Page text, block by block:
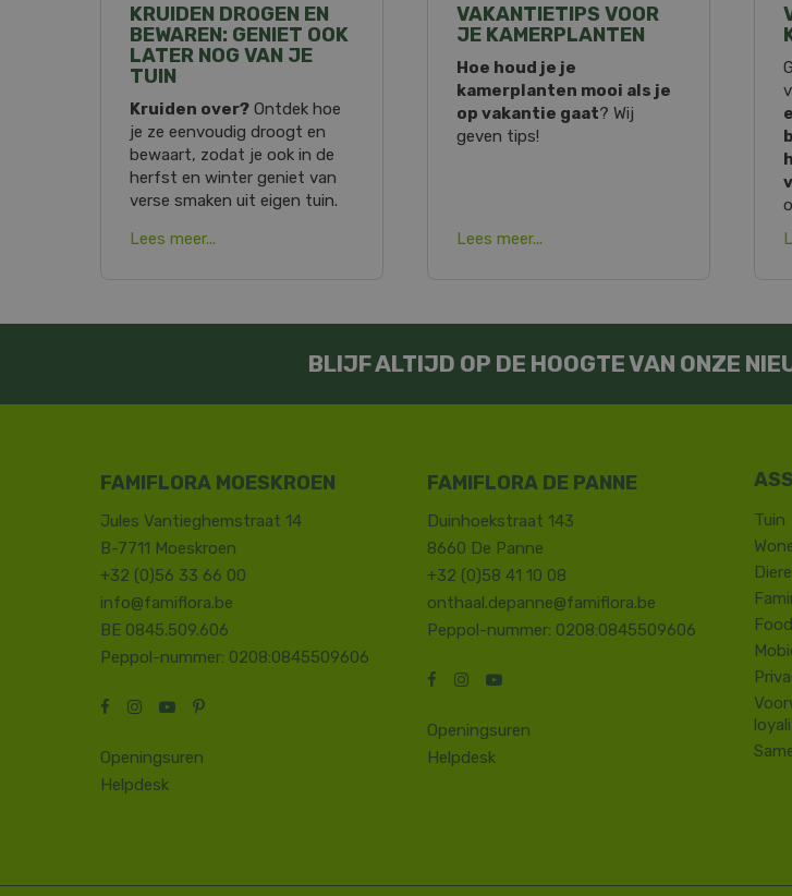
KRUIDEN DROGEN EN
BEWAREN: GENIET OOK
LATER NOG VAN JE
TUIN
Kruiden over? Ontdek hoe
je ze eenvoudig droogt en
bewaart, zodat je ook in de
herfst en winter geniet van
verse smaken uit eigen tuin.
Lees meer...
VAKANTIETIPS VOOR
JE KAMERPLANTEN
Hoe houd je je
kamerplanten mooi als je
op vakantie gaat? Wij
geven tips!
Lees meer...
BLIJF ALTIJD OP DE HOOGTE VAN ONZE
FAMIFLORA MOESKROEN
Jules Vantieghemstraat 14
B-7711 Moeskroen
+32 (0)56 33 66 00
info@famiflora.be
BE 0845.509.606
Peppol-nummer: 0208:0845509606
Openingsuren
Helpdesk
FAMIFLORA DE PANNE
Duinhoekstraat 143
8660 De Panne
+32 (0)58 41 10 08
onthaal.depanne@famiflora.be
Peppol-nummer: 0208:0845509606
Openingsuren
Helpdesk
Tuin